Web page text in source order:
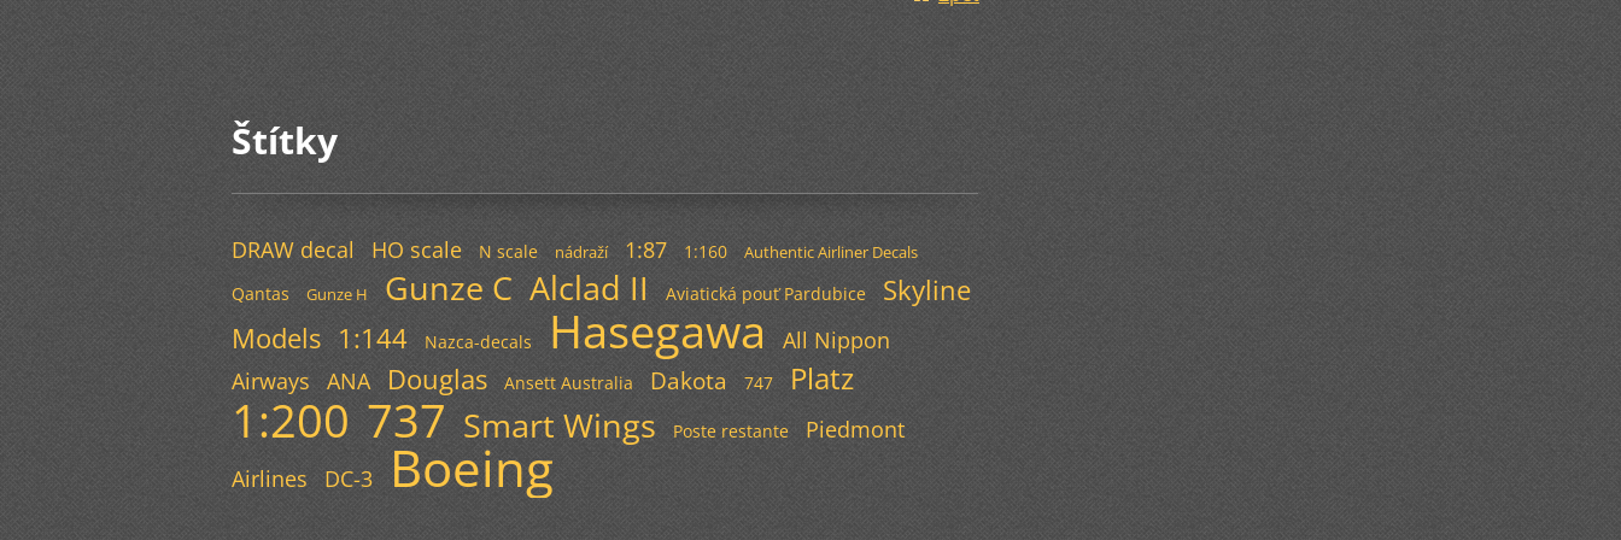
Štítky
DRAW decal HO scale N scale nádraží 1:87 1:160 Authentic Airliner Decals
Qantas Gunze H Gunze C Alclad II Aviatická pouť Pardubice
Skyline
Models 1:144 Nazca-decals Hasegawa
All Nippon
Airways
ANA Douglas Ansett Australia Dakota 747 Platz
1:200 737 Smart Wings Poste restante
Piedmont
Airlines
DC-3 Boeing